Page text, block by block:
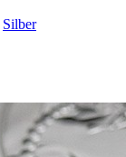
Silber